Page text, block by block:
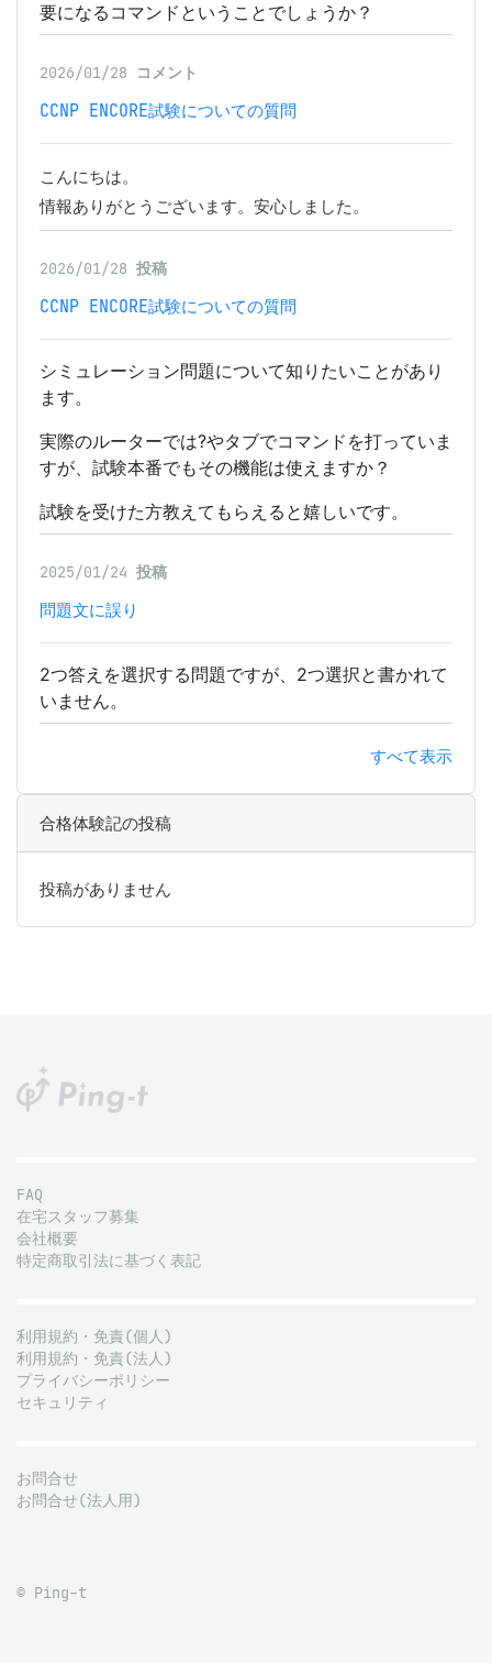
要になるコマンドということでしょうか？
2026/01/28 コメント
CCNP ENCORE試験についての質問
こんにちは。
情報ありがとうございます。安心しました。
2026/01/28 投稿
CCNP ENCORE試験についての質問
シミュレーション問題について知りたいことがあり
ます。
実際のルーターでは?やタブでコマンドを打っていま
すが、試験本番でもその機能は使えますか？
試験を受けた方教えてもらえると嬉しいです。
2025/01/24 投稿
問題文に誤り
2つ答えを選択する問題ですが、2つ選択と書かれて
いません。
すべて表示
合格体験記の投稿
投稿がありません
FAQ
在宅スタッフ募集
会社概要
特定商取引法に基づく表記
利用規約・免責(個人)
利用規約・免責(法人)
プライバシーポリシー
セキュリティ
お問合せ
お問合せ(法人用)
© Ping-t